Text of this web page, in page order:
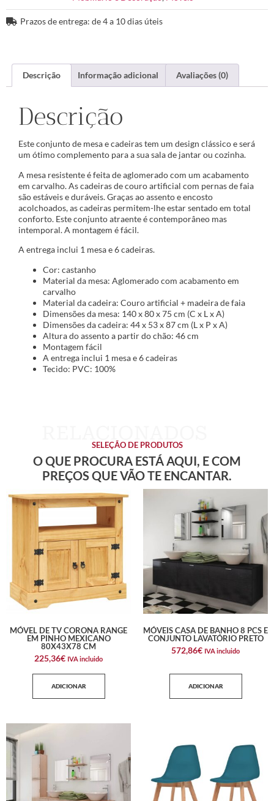
Prazos de entrega: de 4 a 10 dias úteis
Descrição Informação adicional Avaliações (0)
Descrição
Este conjunto de mesa e cadeiras tem um design clássico e será
um ótimo complemento para a sua sala de jantar ou cozinha.
A mesa resistente é feita de aglomerado com um acabamento
em carvalho. As cadeiras de couro artificial com pernas de faia
são estáveis e duráveis. Graças ao assento e encosto
acolchoados, as cadeiras permitem-lhe estar sentado em total
conforto. Este conjunto atraente é contemporâneo mas
intemporal. A montagem é fácil.
A entrega inclui 1 mesa e 6 cadeiras.
Cor: castanho
Material da mesa: Aglomerado com acabamento em
carvalho
Material da cadeira: Couro artificial + madeira de faia
Dimensões da mesa: 140 x 80 x 75 cm (C x L x A)
Dimensões da cadeira: 44 x 53 x 87 cm (L x P x A)
Altura do assento a partir do chão: 46 cm
Montagem fácil
A entrega inclui 1 mesa e 6 cadeiras
Tecido: PVC: 100%
SELEÇÃO DE PRODUTOS
O QUE PROCURA ESTÁ AQUI, E COM
PREÇOS QUE VÃO TE ENCANTAR.
MÓVEL DE TV CORONA RANGE
EM PINHO MEXICANO
80X43X78 CM
225,36€ IVA incluido
ADICIONAR
MÓVEIS CASA DE BANHO 8 PCS E
CONJUNTO LAVATÓRIO PRETO
572,86€ IVA incluido
ADICIONAR